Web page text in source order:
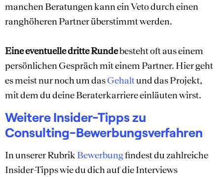
manchen Beratungen kann ein Veto durch einen
ranghöheren Partner überstimmt werden.
Eine eventuelle dritte Rundebesteht oft aus einem
persönlichen Gespräch mit einem Partner. Hier geht
es meist nur noch um dasGehaltund das Projekt,
mit dem du deine Beraterkarriere einläuten wirst.
Weitere Insider-Tipps zu
Consulting-Bewerbungsverfahren
In unserer Rubrik Bewerbungfindest du zahlreiche
Insider-Tipps wie du dich auf die Interviews